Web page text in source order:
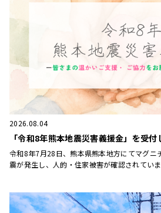
2026.08.04
「令和8年熊本地震災害義援金」を受付
令和8年7月28日、熊本県熊本地方にてマグニ
震が発生し、人的・住家被害が確認されてい